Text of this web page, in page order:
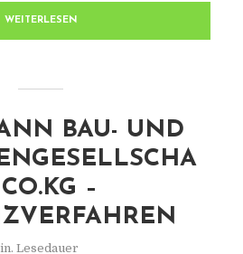
WEITERLESEN
BAU- UND
–
Lesedauer